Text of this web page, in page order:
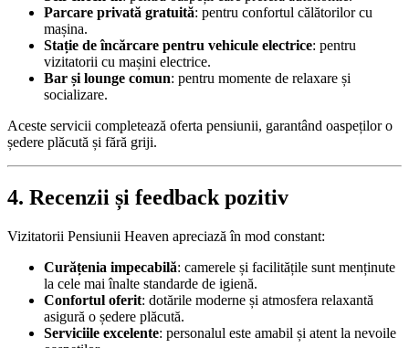
Parcare privată gratuită: pentru confortul călătorilor cu
mașina.
Stație de încărcare pentru vehicule electrice: pentru
vizitatorii cu mașini electrice.
Bar și lounge comun: pentru momente de relaxare și
socializare.
Aceste servicii completează oferta pensiunii, garantând oaspeților o
ședere plăcută și fără griji.
4. Recenzii și feedback pozitiv
Vizitatorii Pensiunii Heaven apreciază în mod constant:
Curățenia impecabilă: camerele și facilitățile sunt menținute
la cele mai înalte standarde de igienă.
Confortul oferit: dotările moderne și atmosfera relaxantă
asigură o ședere plăcută.
Serviciile excelente: personalul este amabil și atent la nevoile